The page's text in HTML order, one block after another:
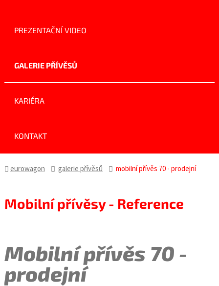
PREZENTAČNÍ VIDEO
GALERIE PŘÍVĚSŮ
KARIÉRA
KONTAKT
eurowagon galerie přívěsů mobilní přívěs 70 - prodejní
Mobilní přívěsy - Reference
Mobilní přívěs 70 -
prodejní